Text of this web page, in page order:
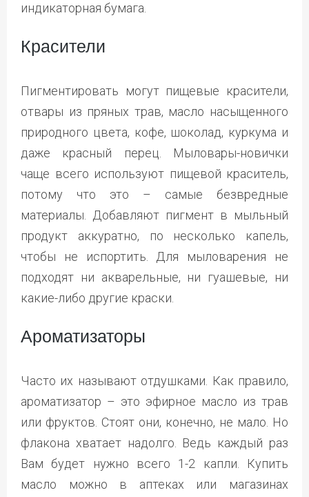
индикаторная бумага.
Красители
Пигментировать могут пищевые красители,
отвары из пряных трав, масло насыщенного
природного цвета, кофе, шоколад, куркума и
даже красный перец. Мыловары-новички
чаще всего используют пищевой краситель,
потому что это – самые безвредные
материалы. Добавляют пигмент в мыльный
продукт аккуратно, по несколько капель,
чтобы не испортить. Для мыловарения не
подходят ни акварельные, ни гуашевые, ни
какие-либо другие краски.
Ароматизаторы
Часто их называют отдушками. Как правило,
ароматизатор – это эфирное масло из трав
или фруктов. Стоят они, конечно, не мало. Но
флакона хватает надолго. Ведь каждый раз
Вам будет нужно всего 1-2 капли. Купить
масло можно в аптеках или магазинах